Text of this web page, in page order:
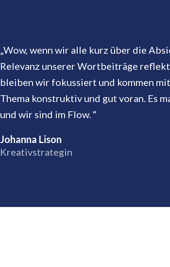
„Wow, wenn wir alle kurz über die
Relevanz unserer Wortbeiträge
bleiben wir fokussiert und kommen
Thema konstruktiv und gut voran. Es
und wir sind im Flow. “
Johanna Lison
Kreativstrategin